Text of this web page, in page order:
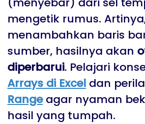
mengetik rumus.
menambahkan baris
sumber, hasilnya akan
diperbarui. Pelajari
Arrays di Excel dan
Rangeagar nyaman
hasil yang tumpah.